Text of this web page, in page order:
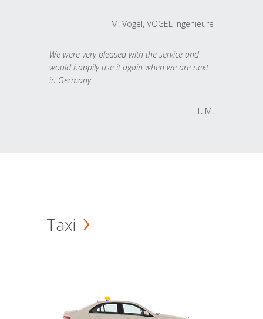
M. Vogel, VOGEL Ingenieure
We were very pleased with the service and
would happily use it again when we are next
in Germany.
T. M.
Taxi